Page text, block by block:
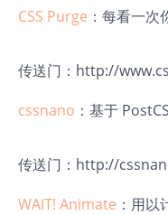
CSS Purge ：每看一
传送门： http://
cssnano ：基于
传送门： http://
WAIT! Animate ：用以